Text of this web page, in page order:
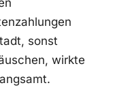
sonst
wirkte